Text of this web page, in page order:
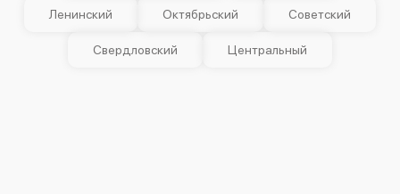
Ленинский Октябрьский Советский
Свердловский Центральный